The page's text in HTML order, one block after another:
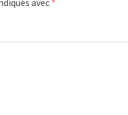
avec *